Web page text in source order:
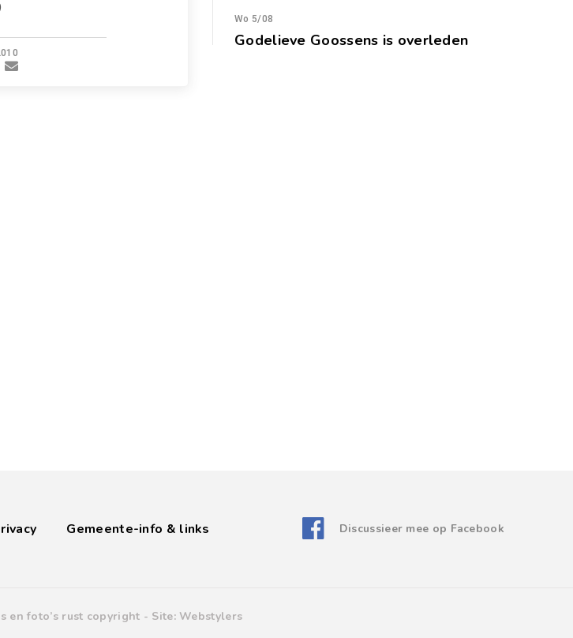
Wo 5/08
Godelieve Goossens is overleden
Gemeente-info & links Discussieer mee op Facebook
en foto’s rust copyright - Site: Webstylers